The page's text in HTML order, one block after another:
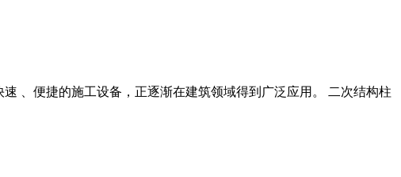
、便捷的施工设备，正逐渐在建筑领域得到广泛应用。 二次结构柱